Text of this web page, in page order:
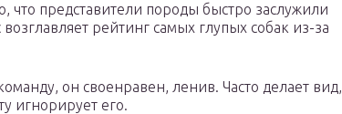
что представители породы быстро заслужили
рейтинг самых глупых собак из-за
он своенравен, ленив. Часто делает вид,
игнорирует его.